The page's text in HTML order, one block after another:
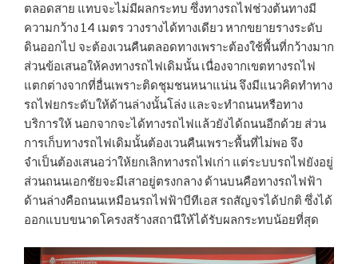
ตลอดสาย แทบจะไม่มีผลกระทบ ซึ่งทางรถไฟช่วงต้นทางมี
ความกว้าง 14 เมตร วางรางได้ทางเดียว หากขยายรางระดับ
ดินออกไป จะต้องเวนคืนตลอดทางเพราะต้องใช้พื้นที่กว้างมาก
ส่วนข้อเสนอให้คงทางรถไฟเดิมนั้น เนื่องจากเขตทางรถไฟ
แตกต่างจากที่อื่นเพราะติดชุมชนหนาแน่น จึงมีแนวคิดทำทาง
รถไฟยกระดับให้ด้านล่างนั้นโล่ง และจะทำถนนหรือทาง
บริการให้ นอกจากจะได้ทางรถไฟแล้วยังได้ถนนอีกด้วย ส่วน
การเก็บทางรถไฟเดิมนั้นต้องเวนคืนเพราะพื้นที่ไม่พอ จึง
จำเป็นต้องเสนอว่าให้ยกเลิกทางรถไฟเก่า แต่ระบบรถไฟยังอยู่
ส่วนถนนเอกชัยจะมีเสาอยู่ตรงกลาง ด้านบนคือทางรถไฟฟ้า
ด้านล่างคือถนนเหมือนรถไฟฟ้าบีทีเอส รถสัญจรได้ปกติ ซึ่งได้
ออกแบบขนาดโครงสร้างสถานีให้ได้รับผลกระทบน้อยที่สุด